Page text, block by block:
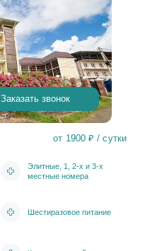
Заказать звонок
от 1900 ₽ / сутки
Элитные, 1, 2-х и 3-х
местные номера
Шестиразовое питание